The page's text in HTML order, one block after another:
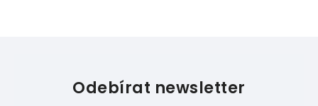
Odebírat newsletter